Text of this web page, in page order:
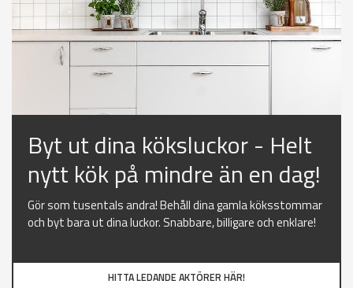
Byt ut dina köksluckor - Helt
nytt kök på mindre än en dag!
Gör som tusentals andra! Behåll dina gamla köksstommar
och byt bara ut dina luckor. Snabbare, billigare och enklare!
HITTA LEDANDE AKTÖRER HÄR!